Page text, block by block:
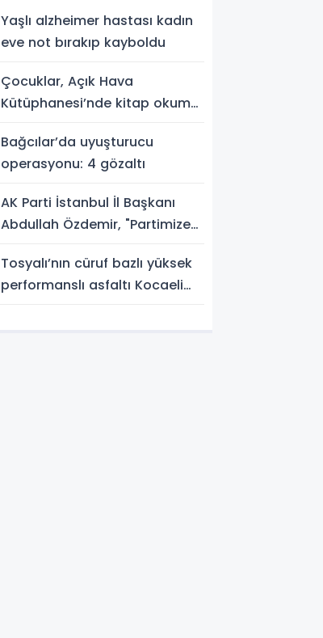
Yaşlı alzheimer hastası kadın
eve not bırakıp kayboldu
Çocuklar, Açık Hava
Kütüphanesi’nde kitap okuma
Bağcılar’da uyuşturucu
operasyonu: 4 gözaltı
AK Parti İstanbul İl Başkanı
Abdullah Özdemir, "Partimize
değil, Türkiye’nin büyümesidir"
Tosyalı’nın cüruf bazlı yüksek
performanslı asfaltı Kocaeli